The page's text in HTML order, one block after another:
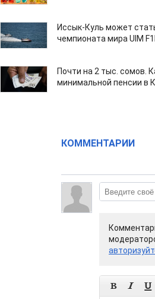
Иссык-Куль может
чемпионата мира UIM
Почти на 2 тыс. сомов.
минимальной пенсии в
КОММЕНТАРИИ
  